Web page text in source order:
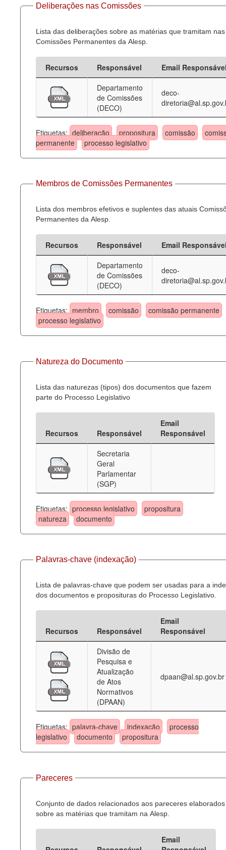
Deliberações nas Comissões
Lista das deliberações sobre as matérias que tramitam nas
Comissões Permanentes da Alesp.
Recursos Responsável
Email
Departamento
de Comissões
(DECO)
deco-
Etiquetas: deliberação propositura comissão
permanente
processo legislativo
Membros de Comissões Permanentes
Lista dos membros efetivos e suplentes das atuais
Permanentes da Alesp.
Recursos Responsável
Email
Departamento
de Comissões
(DECO)
deco-
Etiquetas: membro comissão
comissão permanente
processo legislativo
Natureza do Documento
Lista das naturezas (tipos) dos documentos que fazem
parte do Processo Legislativo
Recursos Responsável
Email
Responsável
Secretaria
Geral
Parlamentar
(SGP)
Etiquetas: processo legislativo
propositura
natureza
documento
Palavras-chave (indexação)
Lista de palavras-chave que podem ser usadas para a
dos documentos e proposituras do Processo Legislativo.
Recursos Responsável
Email
Responsável
Divisão de
Pesquisa e
Atualização
de Atos
Normativos
(DPAAN)
dpaan@al.sp.gov.br
Etiquetas: palavra-chave indexação
processo
legislativo
documento propositura
Pareceres
Conjunto de dados relacionados aos pareceres elaborados
sobre as matérias que tramitam na Alesp.
Email